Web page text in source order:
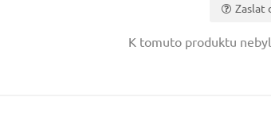
Zaslat
K tomuto produktu